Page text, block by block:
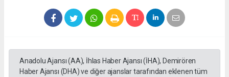
Anadolu Ajansı (AA), İhlas Haber Ajansı (İHA), Demirören
Haber Ajansı (DHA) ve diğer ajanslar tarafından eklenen tüm